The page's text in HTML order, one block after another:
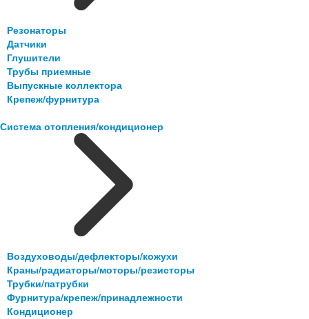
Резонаторы
Датчики
Глушители
Трубы приемные
Выпускные коллектора
Крепеж/фурнитура
Система отопления/кондиционер
Воздуховоды/дефлекторы/кожухи
Краны/радиаторы/моторы/резисторы
Трубки/патрубки
Фурнитура/крепеж/принадлежности
Кондиционер